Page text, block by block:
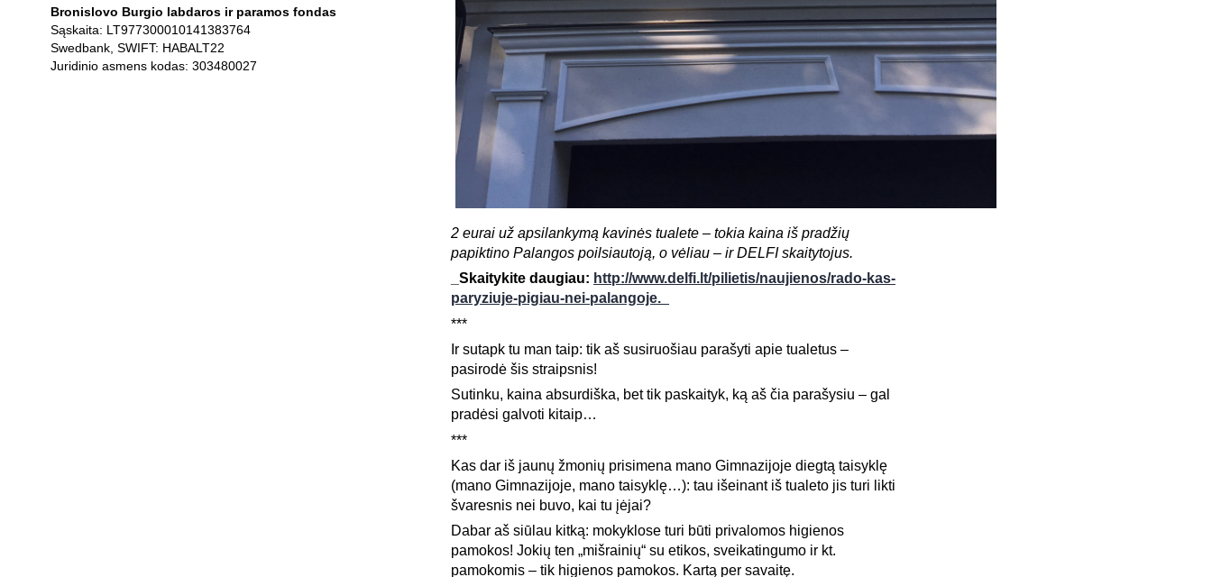
Bronislovo Burgio labdaros ir paramos fondas
Sąskaita: LT977300010141383764
Swedbank, SWIFT: HABALT22
Juridinio asmens kodas: 303480027
2 eurai už apsilankymą kavinės tualete – tokia kaina iš pradžių
papiktino Palangos poilsiautoją, o vėliau – ir DELFI skaitytojus.
_Skaitykite daugiau: http://www.delfi.lt/pilietis/naujienos/rado-kas-
paryziuje-pigiau-nei-palangoje._
***
Ir sutapk tu man taip: tik aš susiruošiau parašyti apie tualetus –
pasirodė šis straipsnis!
Sutinku, kaina absurdiška, bet tik paskaityk, ką aš čia parašysiu – gal
pradėsi galvoti kitaip…
***
Kas dar iš jaunų žmonių prisimena mano Gimnazijoje diegtą taisyklę
(mano Gimnazijoje, mano taisyklę…): tau išeinant iš tualeto jis turi likti
švaresnis nei buvo, kai tu įėjai?
Dabar aš siūlau kitką: mokyklose turi būti privalomos higienos
pamokos! Jokių ten „mišrainių“ su etikos, sveikatingumo ir kt.
pamokomis – tik higienos pamokos. Kartą per savaitę.